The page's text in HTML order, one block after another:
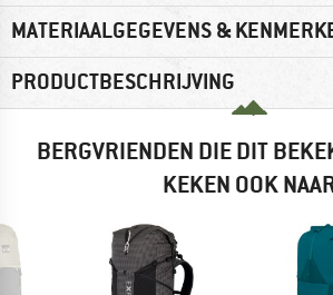
MATERIAALGEGEVENS &
PRODUCTBESCHRIJVING
BERGVRIENDEN DIE DIT
KEKEN OOK